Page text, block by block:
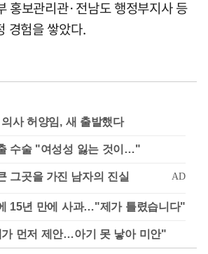
홍보관리관·전남도 행정부지사 등
경험을 쌓았다.
사 허양임, 새 출발했다
수술 "여성성 잃는 것이…"
15년 만에 사과…"제가 틀렸습니다"
먼저 제안…아기 못 낳아 미안"